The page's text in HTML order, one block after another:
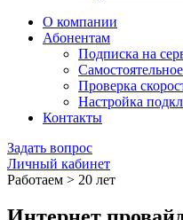
О компании
Абонентам
Подписка на
Проверка
Настройка
Контакты
Задать вопрос
Личный кабинет
Работаем > 20 лет